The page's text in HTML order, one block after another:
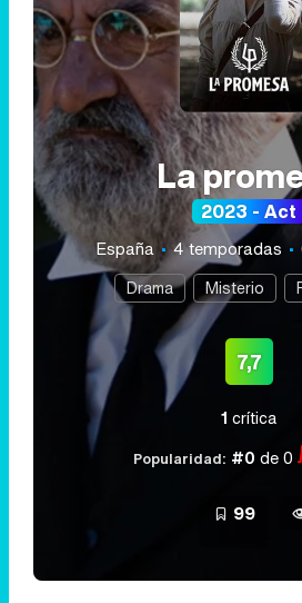
La
2023 - Act
España 4 temporadas
Drama Misterio
7,7
1 crítica
Popularidad: #0 de 0
99